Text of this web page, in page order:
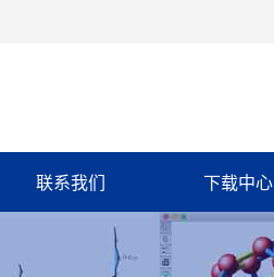
联系我们 下载中心